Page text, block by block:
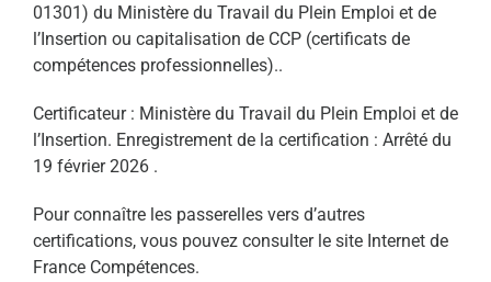
01301) du Ministère du Travail du Plein Emploi et de
l’Insertion ou capitalisation de CCP (certificats de
compétences professionnelles)..
Certificateur : Ministère du Travail du Plein Emploi et de
l’Insertion. Enregistrement de la certification : Arrêté du
19 février 2026 .
Pour connaître les passerelles vers d’autres
certifications, vous pouvez consulter le site Internet de
France Compétences.